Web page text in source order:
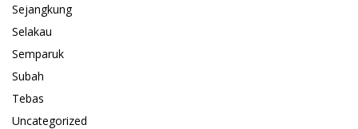
Sejangkung
Selakau
Semparuk
Subah
Tebas
Uncategorized